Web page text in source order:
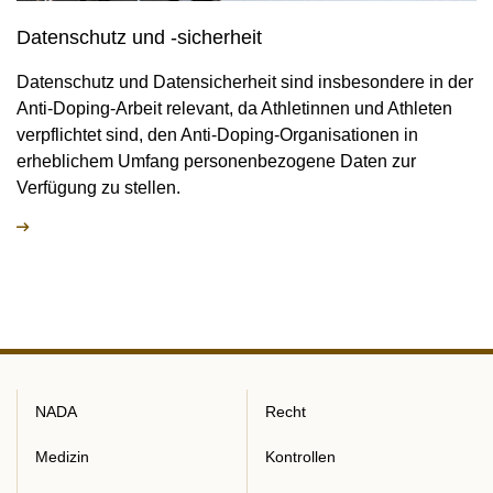
Datenschutz und -sicherheit
Datenschutz und Datensicherheit sind insbesondere in der
Anti-Doping-Arbeit relevant, da Athletinnen und Athleten
verpflichtet sind, den Anti-Doping-Organisationen in
erheblichem Umfang personenbezogene Daten zur
Verfügung zu stellen.
NADA Recht
Medizin Kontrollen